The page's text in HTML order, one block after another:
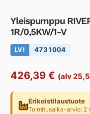
Yleispumppu
1R/0,5KW/1-V
LVI 4731004
426,39 € (alv
Erikoistilaustuote
Toimitusaika-arvio: 2